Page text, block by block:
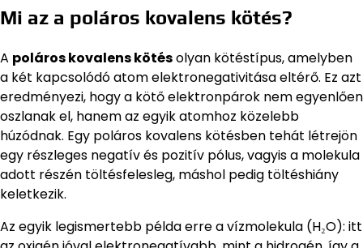
Mi az a poláros kovalens kötés?
A poláros kovalens kötésolyan kötéstípus, amelyben
a két kapcsolódó atom elektronegativitása eltérő. Ez azt
eredményezi, hogy a kötő elektronpárok nem egyenlően
oszlanak el, hanem az egyik atomhoz közelebb
húzódnak. Egy poláros kovalens kötésben tehát létrejön
egy részleges negatív és pozitív pólus, vagyis a molekula
adott részén töltésfelesleg, máshol pedig töltéshiány
keletkezik.
Az egyik legismertebb példa erre a vízmolekula (H₂O): itt